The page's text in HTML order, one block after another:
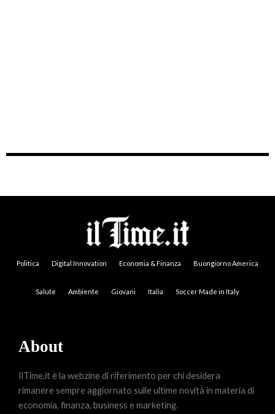
Politica Digital Innovation Economia & Finanza Buongiorno America
Salute Ambiente Giovani Italia Soccer Made in Italy
About
IlTime.it è la webzine di riferimento per chi desidera
rimanere sempre aggiornato sulle ultime novità in materia di
economia, finanza, business e marketing.